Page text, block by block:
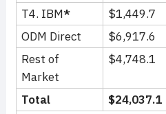
T4. IBM* $1,449.7
ODM Direct
$6,917.6
Rest of
Market
$4,748.1
Total $24,037.1